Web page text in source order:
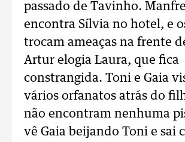
passado de Tavinho.
encontra Sílvia no hotel, e
trocam ameaças na frente
Artur elogia Laura, que fica
constrangida. Toni e Gaia
vários orfanatos atrás do
não encontram nenhuma
vê Gaia beijando Toni e sai